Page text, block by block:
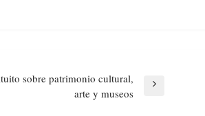
sobre patrimonio cultural,
arte y museos